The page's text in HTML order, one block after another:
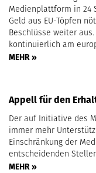
Medienplattform in 24
Geld aus EU-Töpfen
Beschlüsse weiter
kontinuierlich am
MEHR »
Appell für den
Der auf Initiative des
immer mehr
Einschränkung der
entscheidenden
MEHR »